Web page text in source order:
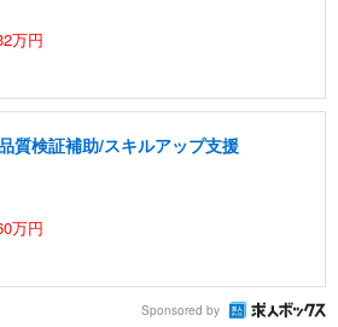
万円
質検証補助/スキルアップ支援
万円
Sponsored by